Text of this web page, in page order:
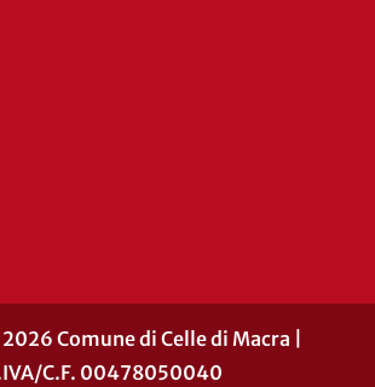
Comune di Celle di Macra |
C.F. 00478050040